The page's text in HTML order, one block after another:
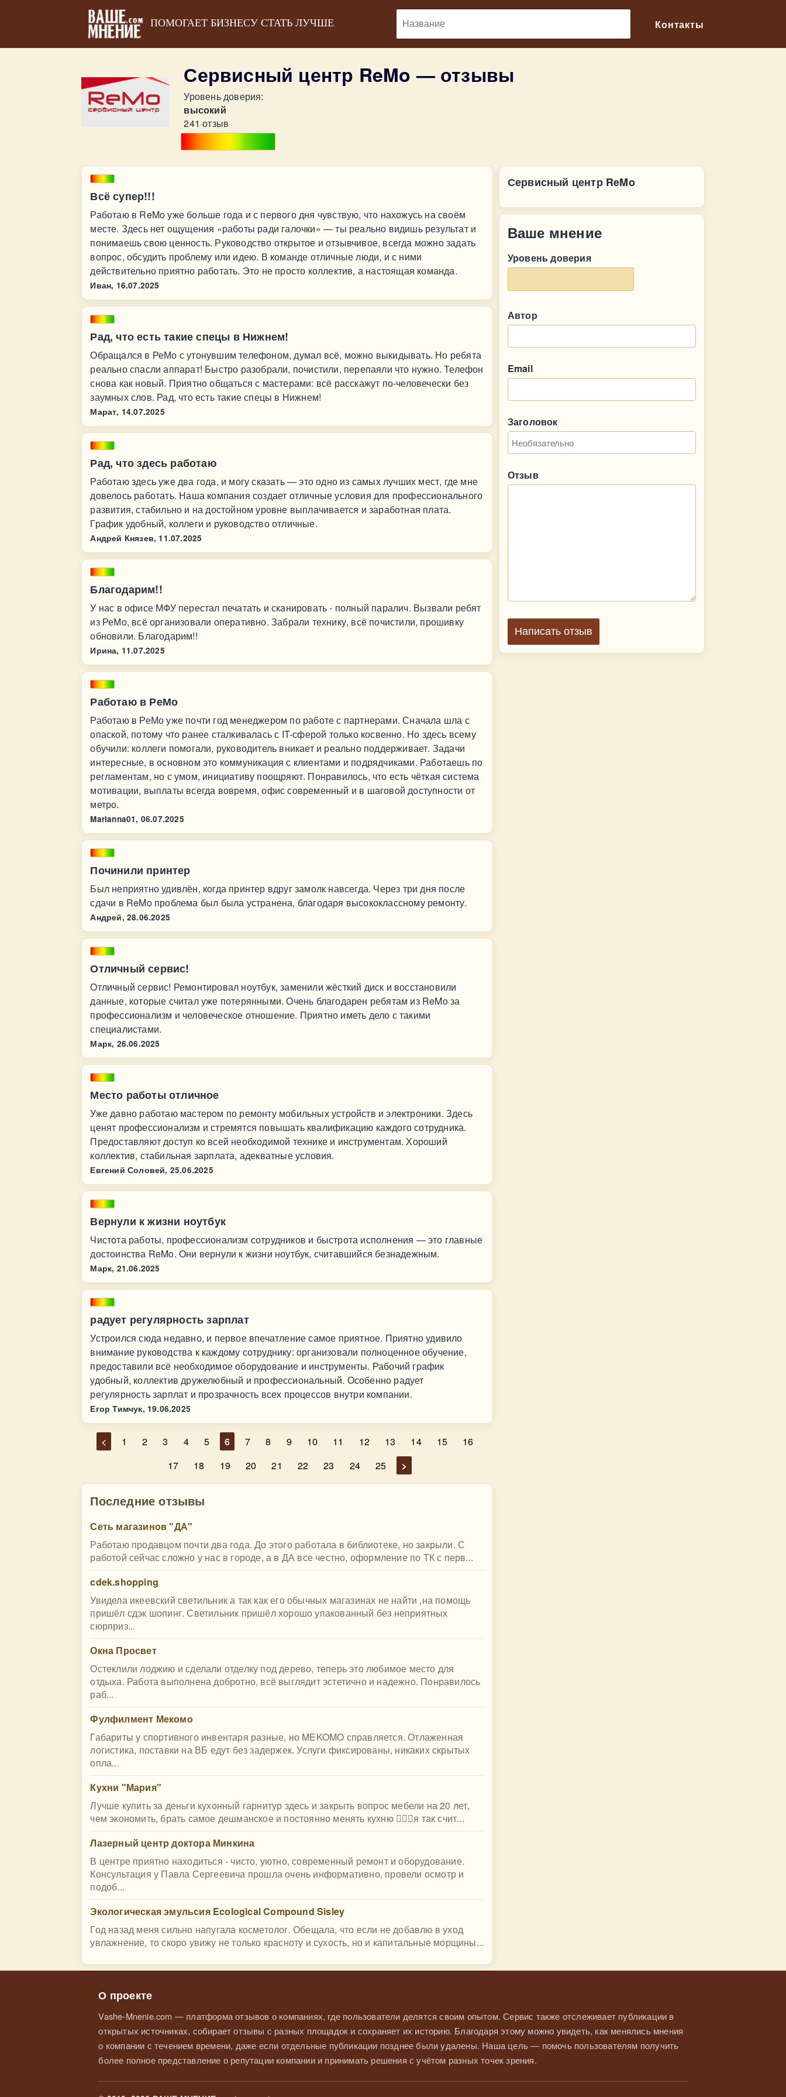
ПОМОГАЕТ БИЗНЕСУ СТАТЬ ЛУЧШЕ Контакты
Сервисный центр ReMo — отзывы
Уровень доверия:
высокий
241 отзыв
Всё супер!!!
Работаю в ReMo уже больше года и с первого дня чувствую, что нахожусь на своём
месте. Здесь нет ощущения «работы ради галочки» — ты реально видишь результат и
понимаешь свою ценность. Руководство открытое и отзывчивое, всегда можно задать
вопрос, обсудить проблему или идею. В команде отличные люди, и с ними
действительно приятно работать. Это не просто коллектив, а настоящая команда.
Иван, 16.07.2025
Рад, что есть такие спецы в Нижнем!
Обращался в РеМо с утонувшим телефоном, думал всё, можно выкидывать. Но ребята
реально спасли аппарат! Быстро разобрали, почистили, перепаяли что нужно. Телефон
снова как новый. Приятно общаться с мастерами: всё расскажут по-человечески без
заумных слов. Рад, что есть такие спецы в Нижнем!
Марат, 14.07.2025
Рад, что здесь работаю
Работаю здесь уже два года, и могу сказать — это одно из самых лучших мест, где мне
довелось работать. Наша компания создает отличные условия для профессионального
развития, стабильно и на достойном уровне выплачивается и заработная плата.
График удобный, коллеги и руководство отличные.
Андрей Князев, 11.07.2025
Благодарим!!
У нас в офисе МФУ перестал печатать и сканировать - полный паралич. Вызвали ребят
из РеМо, всё организовали оперативно. Забрали технику, всё почистили, прошивку
обновили. Благодарим!!
Ирина, 11.07.2025
Работаю в РеМо
Работаю в РеМо уже почти год менеджером по работе с партнерами. Сначала шла с
опаской, потому что ранее сталкивалась с IT-сферой только косвенно. Но здесь всему
обучили: коллеги помогали, руководитель вникает и реально поддерживает. Задачи
интересные, в основном это коммуникация с клиентами и подрядчиками. Работаешь по
регламентам, но с умом, инициативу поощряют. Понравилось, что есть чёткая система
мотивации, выплаты всегда вовремя, офис современный и в шаговой доступности от
метро.
Marianna01, 06.07.2025
Починили принтер
Был неприятно удивлён, когда принтер вдруг замолк навсегда. Через три дня после
сдачи в ReMo проблема был была устранена, благодаря высококлассному ремонту.
Андрей, 28.06.2025
Отличный сервис!
Отличный сервис! Ремонтировал ноутбук, заменили жёсткий диск и восстановили
данные, которые считал уже потерянными. Очень благодарен ребятам из ReMo за
профессионализм и человеческое отношение. Приятно иметь дело с такими
специалистами.
Марк, 26.06.2025
Место работы отличное
Уже давно работаю мастером по ремонту мобильных устройств и электроники. Здесь
ценят профессионализм и стремятся повышать квалификацию каждого сотрудника.
Предоставляют доступ ко всей необходимой технике и инструментам. Хороший
коллектив, стабильная зарплата, адекватные условия.
Евгений Соловей, 25.06.2025
Вернули к жизни ноутбук
Чистота работы, профессионализм сотрудников и быстрота исполнения — это главные
достоинства ReMo. Они вернули к жизни ноутбук, считавшийся безнадежным.
Марк, 21.06.2025
радует регулярность зарплат
Устроился сюда недавно, и первое впечатление самое приятное. Приятно удивило
внимание руководства к каждому сотруднику: организовали полноценное обучение,
предоставили всё необходимое оборудование и инструменты. Рабочий график
удобный, коллектив дружелюбный и профессиональный. Особенно радует
регулярность зарплат и прозрачность всех процессов внутри компании.
Егор Тимчук, 19.06.2025
< 1 2 3 4 5 6 7 8 9 10 11 12 13 14 15
16
17
18 19 20 21 22 23 24 25 >
Последние отзывы
Сеть магазинов "ДА"
Работаю продавцом почти два года. До этого работала в библиотеке, но закрыли. С
работой сейчас сложно у нас в городе, а в ДА все честно, оформление по ТК с перв...
cdek.shopping
Увидела икеевский светильник а так как его обычных магазинах не найти ,на помощь
пришёл сдэк шопинг. Светильник пришёл хорошо упакованный без неприятных
сюрприз...
Окна Просвет
Остеклили лоджию и сделали отделку под дерево, теперь это любимое место для
отдыха. Работа выполнена добротно, всё выглядит эстетично и надежно. Понравилось
раб...
Фулфилмент Мекомо
Габариты у спортивного инвентаря разные, но MEKOMO справляется. Отлаженная
логистика, поставки на ВБ едут без задержек. Услуги фиксированы, никаких скрытых
опла...
Кухни "Мария"
Лучше купить за деньги кухонный гарнитур здесь и закрыть вопрос мебели на 20 лет,
чем экономить, брать самое дешманское и постоянно менять кухню 🤷🏻‍♀️я так счит...
Лазерный центр доктора Минкина
В центре приятно находиться - чисто, уютно, современный ремонт и оборудование.
Консультация у Павла Сергеевича прошла очень информативно, провели осмотр и
подоб...
Экологическая эмульсия Ecological Compound Sisley
Год назад меня сильно напугала косметолог. Обещала, что если не добавлю в уход
увлажнение, то скоро увижу не только красноту и сухость, но и капитальные морщины...
Сервисный центр ReMo
Ваше мнение
Уровень доверия
Автор
Email
Заголовок
Отзыв
Написать отзыв
О проекте
Vashe-Mnenie.com — платформа отзывов о компаниях, где пользователи делятся своим опытом. Сервис также отслеживает публикации в
открытых источниках, собирает отзывы с разных площадок и сохраняет их историю. Благодаря этому можно увидеть, как менялись мнения
о компании с течением времени, даже если отдельные публикации позднее были удалены. Наша цель — помочь пользователям получить
более полное представление о репутации компании и принимать решения с учётом разных точек зрения.